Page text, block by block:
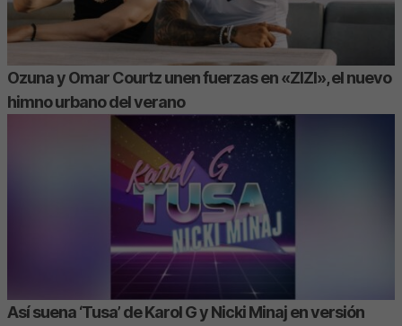
Ozuna y Omar Courtz unen fuerzas en «ZIZI», el nuevo
himno urbano del verano
Así suena ‘Tusa’ de Karol G y Nicki Minaj en versión